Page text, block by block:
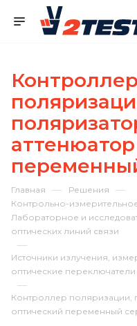
Контроллер
Главная — Решения —
Контрольно-
Лабораторное и
оптических линий связи
—
Источники излучения,
оптические переключатели
—
Контроллер поляризации,
оптический переменный